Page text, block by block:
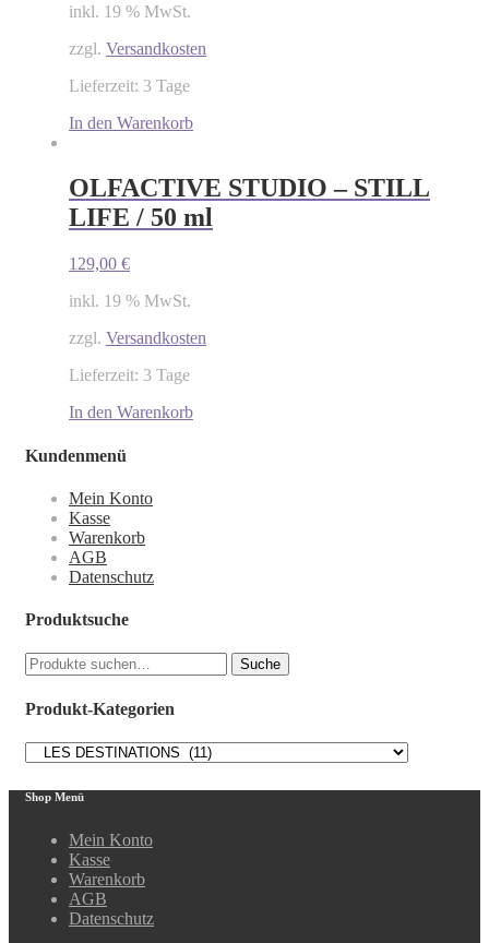
inkl. 19 % MwSt.
zzgl. Versandkosten
Lieferzeit: 3 Tage
In den Warenkorb
OLFACTIVE STUDIO – STILL
LIFE / 50 ml
129,00 €
inkl. 19 % MwSt.
zzgl. Versandkosten
Lieferzeit: 3 Tage
In den Warenkorb
Kundenmenü
Mein Konto
Kasse
Warenkorb
AGB
Datenschutz
Produktsuche
Suche
nach:
Suche
Produkt-Kategorien
Shop Menü
Mein Konto
Kasse
Warenkorb
AGB
Datenschutz